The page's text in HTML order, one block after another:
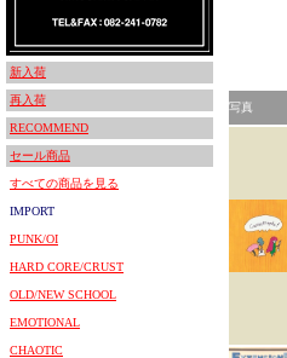
新入荷
再入荷
RECOMMEND
セール商品
すべての商品を見る
IMPORT
PUNK/OI
HARD CORE/CRUST
OLD/NEW SCHOOL
EMOTIONAL
CHAOTIC
写真